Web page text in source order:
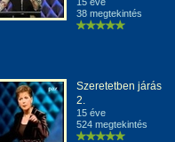
38 megtekintés
Szeretetben járás
2.
15 éve
524 megtekintés